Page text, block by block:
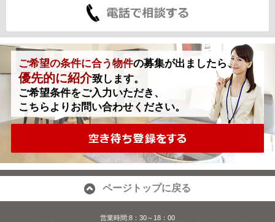
ご希望の条件に合う物件の募集が出ましたら、
優先的に紹介致します。
ご希望条件をご入力いただき、
こちらよりお問い合わせください。
ページトップに戻る
営業時間:8：30～18：00